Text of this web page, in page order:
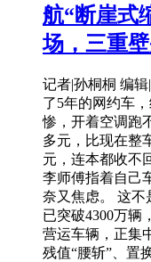
航“断崖式
场，三重
记者|孙桐桐 编
了5年的网约车
惨，开着空调跑
多元，比现在整
元，连本都收不
李师傅指着自己
奈又焦虑。 这不
已突破4300万辆
营运车辆，正集
残值“腰斩”、置